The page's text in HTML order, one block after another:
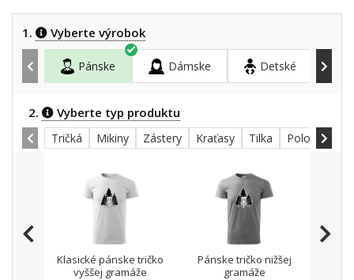
1. Vyberte výrobok
Pánske Dámske Detské
2. Vyberte typ produktu
Tričká Mikiny Zástery Kraťasy Tilka Polokošele
Klasické pánske tričko
vyššej gramáže
Pánske tričko nižšej
gramáže